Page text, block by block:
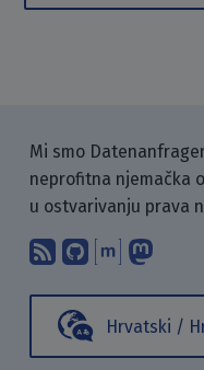
Mi smo
neprofitna njemačka
u ostvarivanju prava
Pretplati se
Pronađi
Hrvatski /